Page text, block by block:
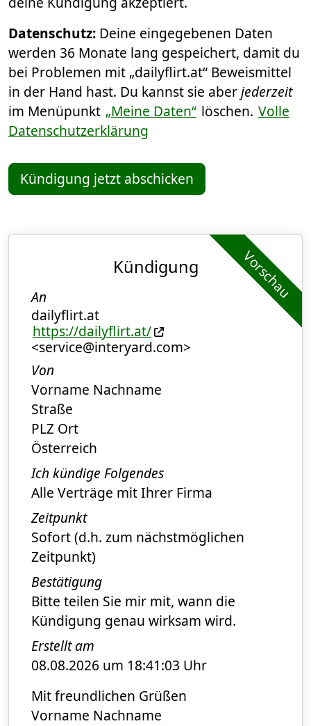
Datenschutz: Deine eingegebenen Daten
werden 36 Monate lang gespeichert, damit du
bei Problemen mit „dailyflirt.at“ Beweismittel
in der Hand hast. Du kannst sie aberjederzeit
im Menüpunkt „Meine Daten“ löschen. Volle
Datenschutzerklärung
Kündigung jetzt abschicken
Vorschau
Kündigung
An
dailyflirt.at
https://dailyflirt.at/
<service@interyard.com>
Von
Vorname Nachname
Straße
PLZ Ort
Österreich
Ich kündige Folgendes
Alle Verträge mit Ihrer Firma
Zeitpunkt
Sofort (d.h. zum nächstmöglichen
Zeitpunkt)
Bestätigung
Bitte teilen Sie mir mit, wann die
Kündigung genau wirksam wird.
Erstellt am
08.08.2026 um 18:41:03 Uhr
Mit freundlichen Grüßen
Vorname Nachname